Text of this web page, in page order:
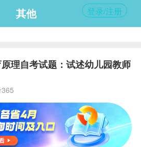
其他 登录/注册
理自考试题：试述幼儿园教师